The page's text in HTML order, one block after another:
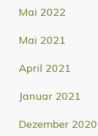
Mai 2022
Mai 2021
April 2021
Januar 2021
Dezember 2020